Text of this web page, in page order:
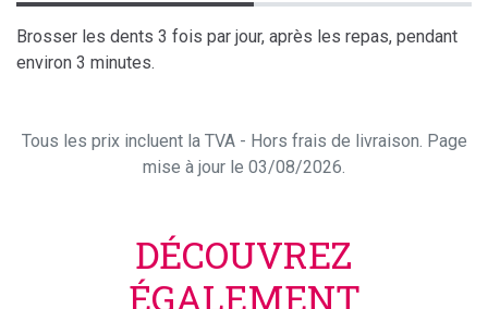
Brosser les dents 3 fois par jour, après les repas, pendant
environ 3 minutes.
Tous les prix incluent la TVA - Hors frais de livraison. Page
mise à jour le 03/08/2026.
DÉCOUVREZ
ÉGALEMENT